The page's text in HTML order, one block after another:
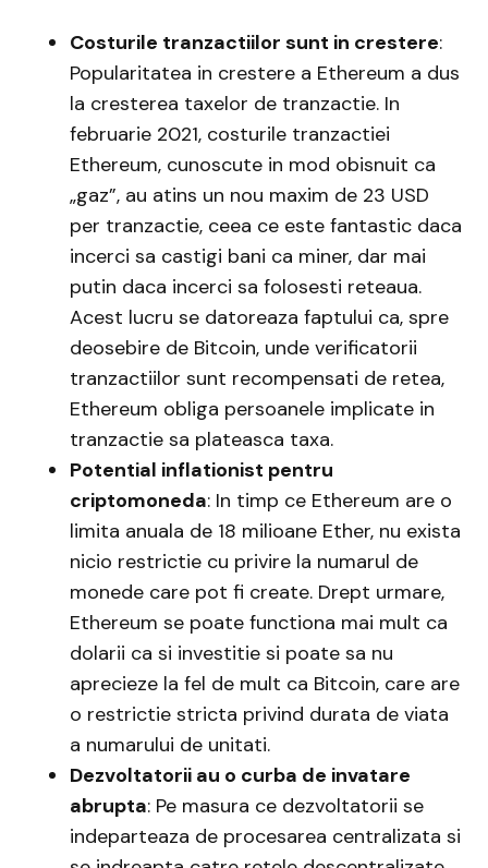
Costurile tranzactiilor sunt in crestere:
Popularitatea in crestere a Ethereum a dus
la cresterea taxelor de tranzactie. In
februarie 2021, costurile tranzactiei
Ethereum, cunoscute in mod obisnuit ca
„gaz”, au atins un nou maxim de 23 USD
per tranzactie, ceea ce este fantastic daca
incerci sa castigi bani ca miner, dar mai
putin daca incerci sa folosesti reteaua.
Acest lucru se datoreaza faptului ca, spre
deosebire de Bitcoin, unde verificatorii
tranzactiilor sunt recompensati de retea,
Ethereum obliga persoanele implicate in
tranzactie sa plateasca taxa.
Potential inflationist pentru
criptomoneda: In timp ce Ethereum are o
limita anuala de 18 milioane Ether, nu exista
nicio restrictie cu privire la numarul de
monede care pot fi create. Drept urmare,
Ethereum se poate functiona mai mult ca
dolarii ca si investitie si poate sa nu
aprecieze la fel de mult ca Bitcoin, care are
o restrictie stricta privind durata de viata
a numarului de unitati.
Dezvoltatorii au o curba de invatare
abrupta: Pe masura ce dezvoltatorii se
indeparteaza de procesarea centralizata si